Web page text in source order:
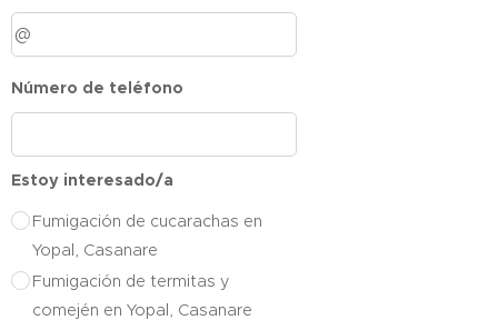
Número de teléfono
Estoy interesado/a
Fumigación de cucarachas en
Yopal, Casanare
Fumigación de termitas y
comején en Yopal, Casanare